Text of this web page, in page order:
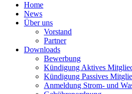
Home
News
Über uns
Vorstand
Partner
Downloads
Bewerbung
Kündigung Aktives
Kündigung Passives
Anmeldung Strom- und